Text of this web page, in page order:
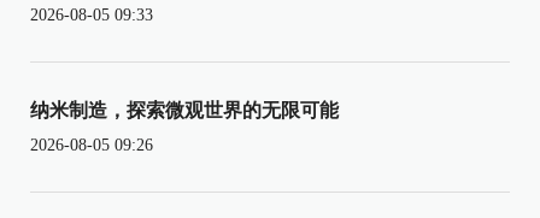
2026-08-05 09:33
纳米制造，探索微观世界的无限可能
2026-08-05 09:26